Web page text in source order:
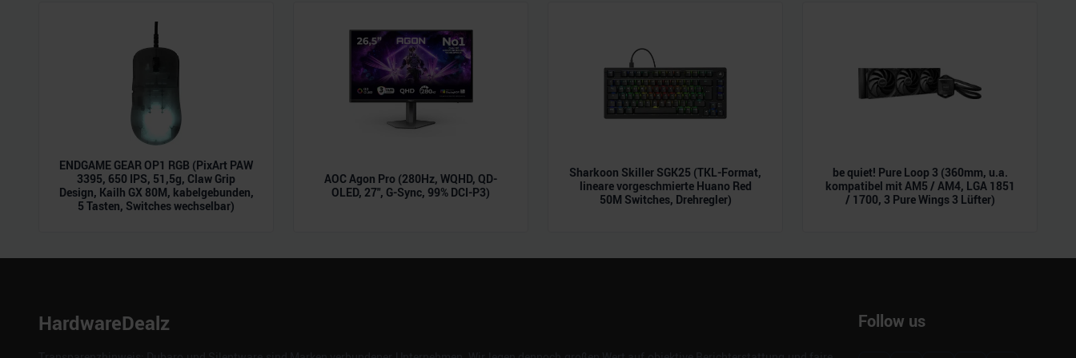
ENDGAME GEAR OP1 RGB (PixArt PAW
3395, 650 IPS, 51,5g, Claw Grip
Design, Kailh GX 80M, kabelgebunden,
5 Tasten, Switches wechselbar)
AOC Agon Pro (280Hz, WQHD, QD-
OLED, 27", G-Sync, 99% DCI-P3)
Sharkoon Skiller SGK25 (TKL-Format,
lineare vorgeschmierte Huano Red
50M Switches, Drehregler)
be quiet! Pure Loop 3 (360mm, u.a.
kompatibel mit AM5 / AM4, LGA 1851
/ 1700, 3 Pure Wings 3 Lüfter)
HardwareDealz Follow us